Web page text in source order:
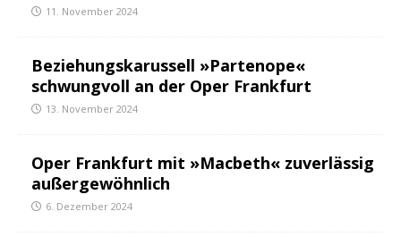
11. November 2024
Beziehungskarussell »Partenope«
schwungvoll an der Oper Frankfurt
13. November 2024
Oper Frankfurt mit »Macbeth« zuverlässig
außergewöhnlich
6. Dezember 2024